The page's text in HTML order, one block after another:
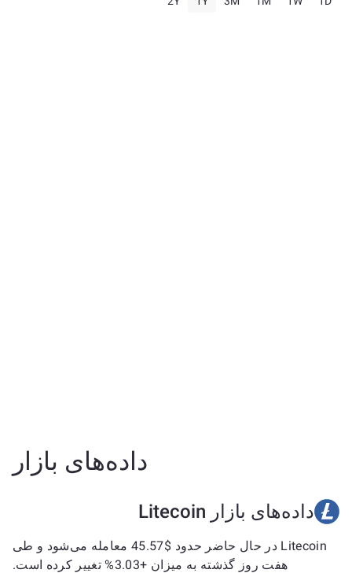
داده‌های بازار
داده‌های بازار Litecoin
Litecoin در حال حاضر حدود $45.57 معامله می‌شود و طی
هفت روز گذشته به میزان +3.03% تغییر کرده است.